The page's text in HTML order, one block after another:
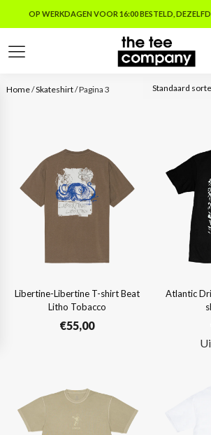
OP WERKDAGEN VOOR 16:00 BESTELD,
Home/Skateshirt/ Pagina 3
Libertine-Libertine T-shirt Beat
Litho Tobacco
€55,00
Atlantic